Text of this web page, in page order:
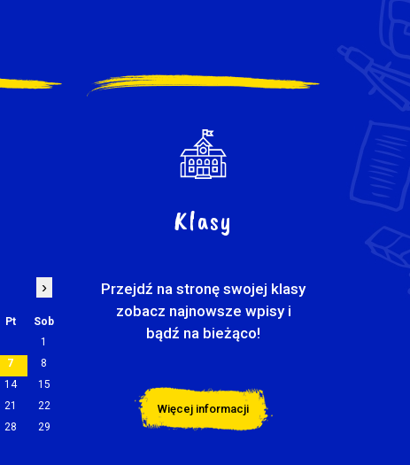
›
Pt
Sob
1
7
8
14
15
21
22
28
29
Klasy
Przejdź na stronę swojej klasy
zobacz najnowsze wpisy i
bądź na bieżąco!
Więcej informacji